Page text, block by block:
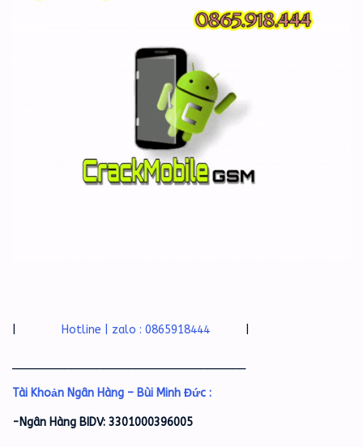
Hotline | zalo : 0865918444
Tài Khoản Ngân Hàng – Bùi Minh Đức :
-Ngân Hàng BIDV: 3301000396005